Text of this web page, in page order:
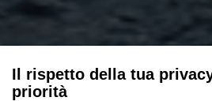
Il rispetto della tua
priorità